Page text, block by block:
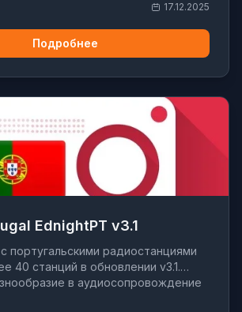
17.12.2025
Подробнее
EdnightPT v3.1
португальскими радиостанциями
40 станций в обновлении v3.1.
в аудиосопровождение